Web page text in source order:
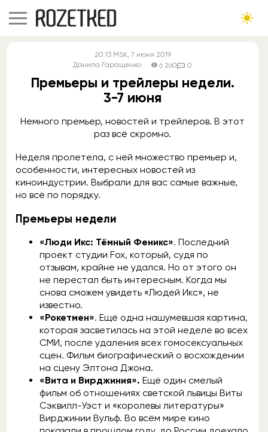
20:13 MSK, 7 июня 2019
Данила Гаращенко
6 260 0
Премьеры и трейлеры недели.
3-7 июня
Немного премьер, новостей и трейлеров. В этот
раз всё скромно.
Неделя пролетела, с ней множество премьер и,
особенности, интересных новостей из
киноиндустрии. Выбрали для вас самые важные,
но всё по порядку.
Премьеры недели
«Люди Икс: Тёмный Феникс». Последний
проект студии Fox, который, судя по
отзывам, крайне не удался. Но от этого он
не перестал быть интересным. Когда мы
снова сможем увидеть «Людей Икс», не
известно.
«Рокетмен». Ещё одна нашумевшая картина,
которая засветилась на этой неделе во всех
СМИ, после удаления всех гомосексуальных
сцен. Фильм биографический о восхождении
на сцену Элтона Джона.
«Вита и Вирджиния». Ещё один смелый
фильм об отношениях светской львицы Виты
Сэквилл-Уэст и «королевы литературы»
Вирджинии Вульф. Во всём мире кино